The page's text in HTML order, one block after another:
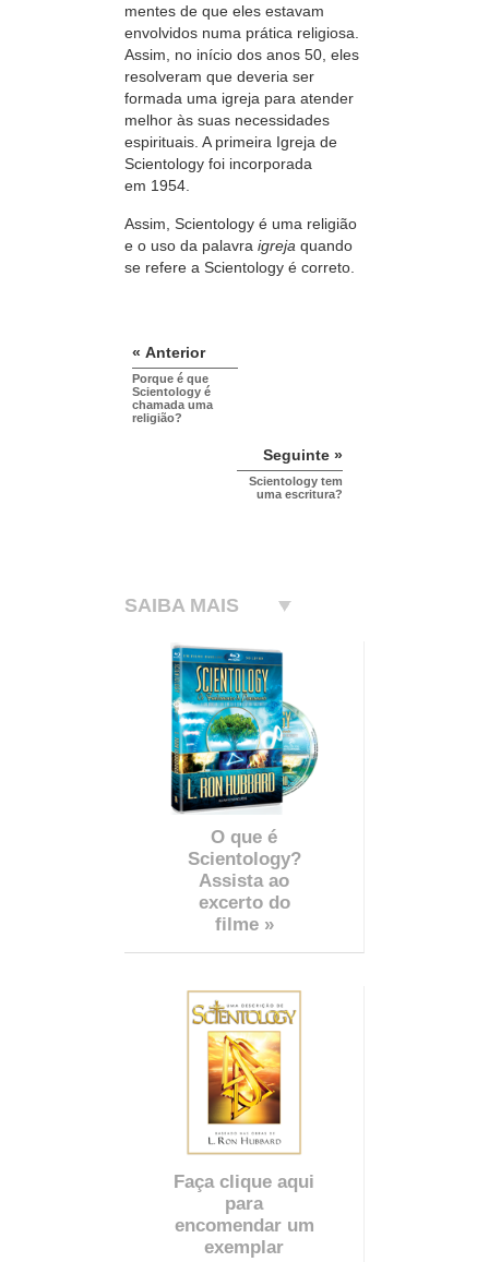
mentes de que eles estavam
envolvidos numa prática religiosa.
Assim, no início dos anos 50, eles
resolveram que deveria ser
formada uma igreja para atender
melhor às suas necessidades
espirituais. A primeira Igreja de
Scientology foi incorporada
em 1954.
Assim, Scientology é uma religião
e o uso da palavra igreja quando
se refere a Scientology é correto.
« Anterior
Porque é que
Scientology é
chamada uma
religião?
Seguinte »
Scientology tem
uma escritura?
SAIBA MAIS
O que é
Scientology?
Assista ao
excerto do
filme »
Faça clique aqui
para
encomendar um
exemplar